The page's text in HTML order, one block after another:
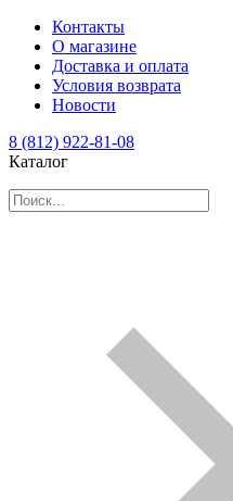
Контакты
О магазине
Доставка и оплата
Условия возврата
Новости
8 (812) 922-81-08
Каталог